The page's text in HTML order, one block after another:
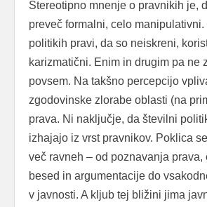
Stereotipno mnenje o pravnikih je,
preveč formalni, celo
politikih pravi, da so neiskreni,
karizmatični. Enim in drugim pa ne
povsem. Na takšno percepcijo
zgodovinske zlorabe oblasti (na
prava. Ni naključje, da številni
izhajajo iz vrst pravnikov. Poklica
več ravneh – od poznavanja prava,
besed in argumentacije do
v javnosti. A kljub tej bližini jima